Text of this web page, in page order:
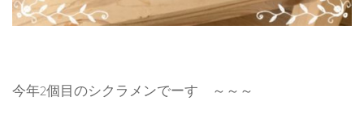
今年2個目のシクラメンでーす ～～～